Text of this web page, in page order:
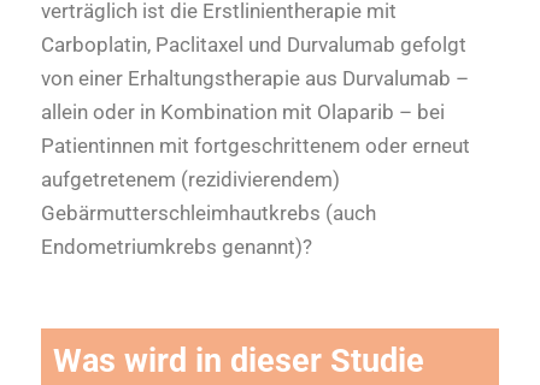
verträglich ist die Erstlinientherapie mit
Carboplatin, Paclitaxel und Durvalumab gefolgt
von einer Erhaltungstherapie aus Durvalumab –
allein oder in Kombination mit Olaparib – bei
Patientinnen mit fortgeschrittenem oder erneut
aufgetretenem (rezidivierendem)
Gebärmutterschleimhautkrebs (auch
Endometriumkrebs genannt)?
Was wird in dieser Studie